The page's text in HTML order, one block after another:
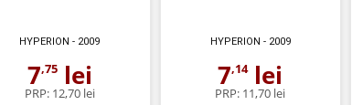
HYPERION - 2009
7,75lei
PRP: 12,70 lei
HYPERION - 2009
7,14lei
PRP: 11,70 lei